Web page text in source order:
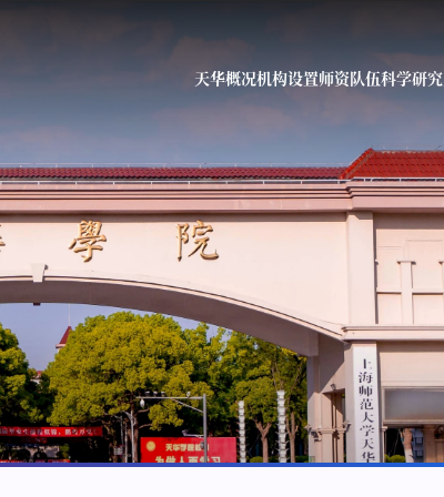
天华概况机构设置师资队伍科学研究